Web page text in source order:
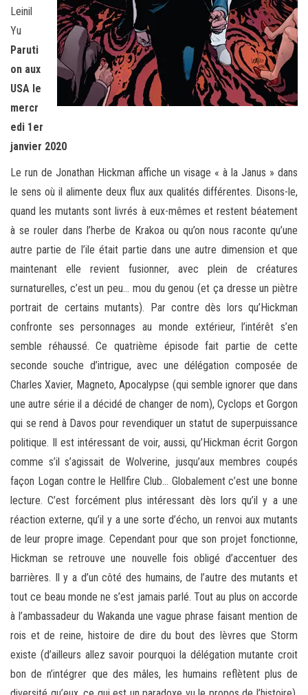
Leinil
Yu
Paruti
on aux
USA le
mercr
edi 1er
janvier 2020
Le run de Jonathan Hickman affiche un visage « à la Janus » dans
le sens où il alimente deux flux aux qualités différentes. Disons-le,
quand les mutants sont livrés à eux-mêmes et restent béatement
à se rouler dans l’herbe de Krakoa ou qu’on nous raconte qu’une
autre partie de l’ile était partie dans une autre dimension et que
maintenant elle revient fusionner, avec plein de créatures
surnaturelles, c’est un peu… mou du genou (et ça dresse un piètre
portrait de certains mutants). Par contre dès lors qu’Hickman
confronte ses personnages au monde extérieur, l’intérêt s’en
semble réhaussé. Ce quatrième épisode fait partie de cette
seconde souche d’intrigue, avec une délégation composée de
Charles Xavier, Magneto, Apocalypse (qui semble ignorer que dans
une autre série il a décidé de changer de nom), Cyclops et Gorgon
qui se rend à Davos pour revendiquer un statut de superpuissance
politique. Il est intéressant de voir, aussi, qu’Hickman écrit Gorgon
comme s’il s’agissait de Wolverine, jusqu’aux membres coupés
façon Logan contre le Hellfire Club… Globalement c’est une bonne
lecture. C’est forcément plus intéressant dès lors qu’il y a une
réaction externe, qu’il y a une sorte d’écho, un renvoi aux mutants
de leur propre image. Cependant pour que son projet fonctionne,
Hickman se retrouve une nouvelle fois obligé d’accentuer des
barrières. Il y a d’un côté des humains, de l’autre des mutants et
tout ce beau monde ne s’est jamais parlé. Tout au plus on accorde
à l’ambassadeur du Wakanda une vague phrase faisant mention de
rois et de reine, histoire de dire du bout des lèvres que Storm
existe (d’ailleurs allez savoir pourquoi la délégation mutante croit
bon de n’intégrer que des mâles, les humains reflètent plus de